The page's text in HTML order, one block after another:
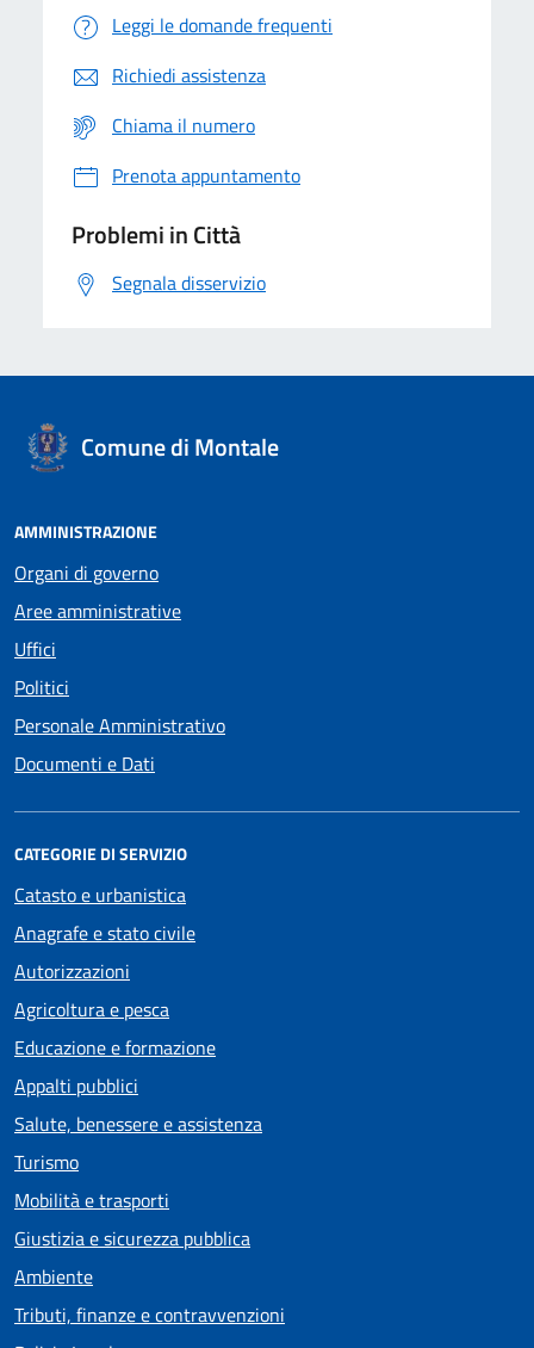
Leggi le domande frequenti
Richiedi assistenza
Chiama il numero
Prenota appuntamento
Problemi in Città
Segnala disservizio
Comune di Montale
AMMINISTRAZIONE
Organi di governo
Aree amministrative
Uffici
Politici
Personale Amministrativo
Documenti e Dati
CATEGORIE DI SERVIZIO
Catasto e urbanistica
Anagrafe e stato civile
Autorizzazioni
Agricoltura e pesca
Educazione e formazione
Appalti pubblici
Salute, benessere e assistenza
Turismo
Mobilità e trasporti
Giustizia e sicurezza pubblica
Ambiente
Tributi, finanze e contravvenzioni